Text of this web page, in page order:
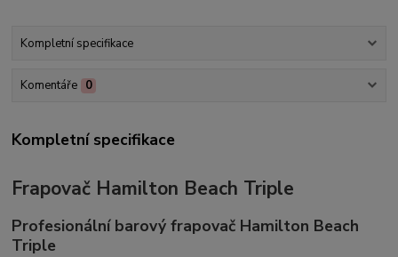
Kompletní specifikace
Komentáře 0
Kompletní specifikace
Frapovač Hamilton Beach Triple
Profesionální barový frapovač Hamilton Beach
Triple